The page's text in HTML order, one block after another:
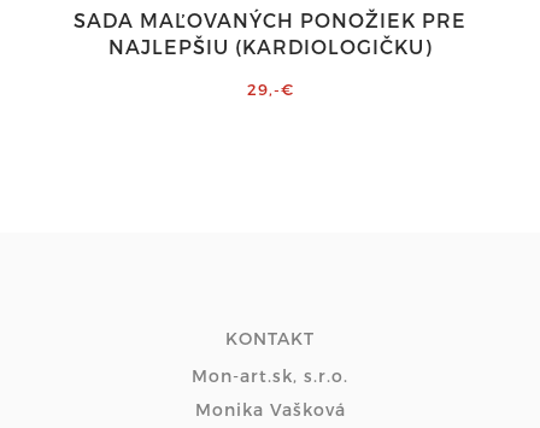
SADA MAĽOVANÝCH PONOŽIEK PRE
NAJLEPŠIU (KARDIOLOGIČKU)
29,-€
KONTAKT
Mon-art.sk, s.r.o.
Monika Vašková